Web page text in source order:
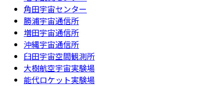
角田宇宙センター
勝浦宇宙通信所
増田宇宙通信所
沖縄宇宙通信所
臼田宇宙空間観測所
大樹航空宇宙実験場
能代ロケット実験場